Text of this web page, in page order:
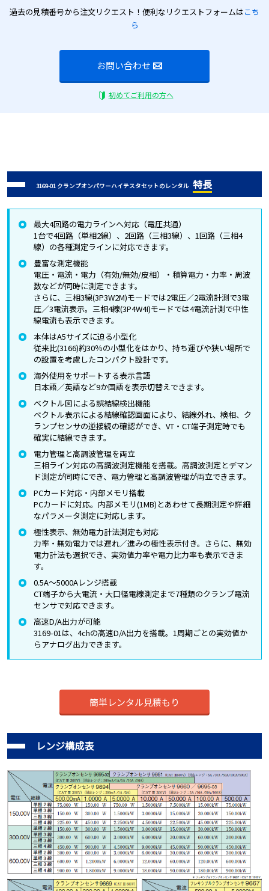
過去の見積番号から注文リクエスト！便利なリクエストフォームはこち
ら
お問い合わせ
初めてご利用の方へ
3169-01 クランプオンパワーハイテスタセットのレンタル 特長
最大4回路の電力ラインへ対応（電圧共通）
1台で4回路（単相2線）、2回路（三相3線）、1回路（三相4
線）の各種測定ラインに対応できます。
豊富な測定機能
電圧・電流・電力（有効/無効/皮相）・積算電力・力率・周波
数などが同時に測定できます。
さらに、三相3線(3P3W2M)モードでは2電圧／2電流計測で3電
圧／3電流表示。三相4線(3P4W4I)モードでは4電流計測で中性
線電流も表示できます。
本体はA5サイズに迫る小型化
従来比(3166)約30％の小型化をはかり、持ち運びや狭い場所で
の設置を考慮したコンパクト設計です。
海外使用をサポートする表示言語
日本語／英語など9か国語を表示切替えできます。
ベクトル図による誤結線検出機能
ベクトル表示による結線確認画面により、結線外れ、検相、ク
ランプセンサの逆接続の確認ができ、VT・CT端子測定時でも
確実に結線できます。
電力管理と高調波管理を両立
三相ライン対応の高調波測定機能を搭載。高調波測定とデマン
ド測定が同時にでき、電力管理と高調波管理が両立できます。
PCカード対応・内部メモリ搭載
PCカードに対応。内部メモリ(1MB)とあわせて長期測定や詳細
なパラメータ測定に対応します。
極性表示、無効電力計法測定も対応
力率・無効電力では遅れ／進みの極性表示付き。さらに、無効
電力計法も選択でき、実効値力率や電力比力率も表示できま
す。
0.5A～5000Aレンジ搭載
CT端子から大電流・大口径電線測定まで7種類のクランプ電流
センサで対応できます。
高速D/A出力が可能
3169-01は、4chの高速D/A出力を搭載。1周期ごとの実効値か
らアナログ出力できます。
簡単レンタル見積もり
レンジ構成表